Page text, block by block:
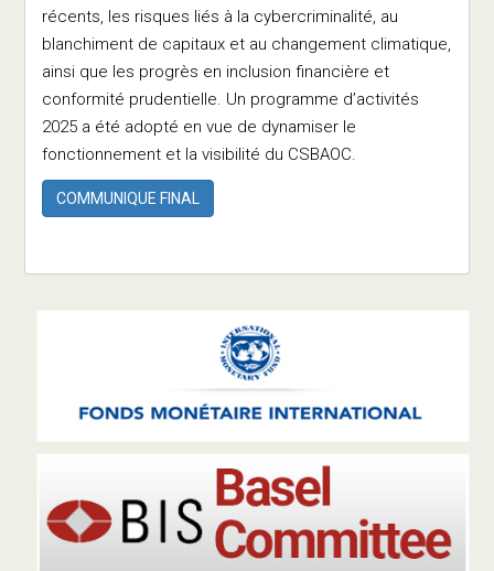
récents, les risques liés à la cybercriminalité, au
blanchiment de capitaux et au changement climatique,
ainsi que les progrès en inclusion financière et
conformité prudentielle. Un programme d’activités
2025 a été adopté en vue de dynamiser le
fonctionnement et la visibilité du CSBAOC.
COMMUNIQUE FINAL